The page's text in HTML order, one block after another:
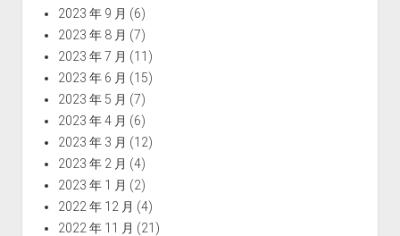
2023 年 9 月 (6)
2023 年 8 月 (7)
2023 年 7 月 (11)
2023 年 6 月 (15)
2023 年 5 月 (7)
2023 年 4 月 (6)
2023 年 3 月 (12)
2023 年 2 月 (4)
2023 年 1 月 (2)
2022 年 12 月 (4)
2022 年 11 月 (21)